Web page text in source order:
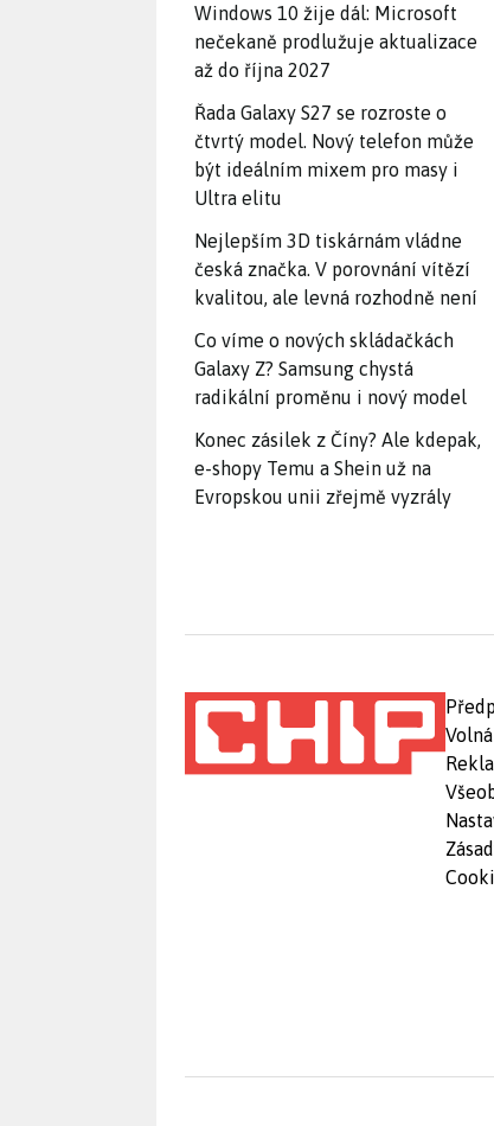
Windows 10 žije dál: Microsoft
nečekaně prodlužuje aktualizace
až do října 2027
Řada Galaxy S27 se rozroste o
čtvrtý model. Nový telefon může
být ideálním mixem pro masy i
Ultra elitu
Nejlepším 3D tiskárnám vládne
česká značka. V porovnání vítězí
kvalitou, ale levná rozhodně není
Co víme o nových skládačkách
Galaxy Z? Samsung chystá
radikální proměnu i nový model
Konec zásilek z Číny? Ale kdepak,
e-shopy Temu a Shein už na
Evropskou unii zřejmě vyzrály